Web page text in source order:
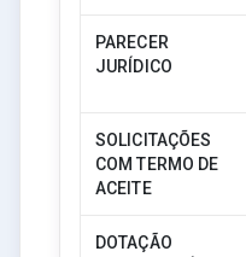
PARECER
JURÍDICO
SOLICITAÇÕES
COM TERMO DE
ACEITE
DOTAÇÃO